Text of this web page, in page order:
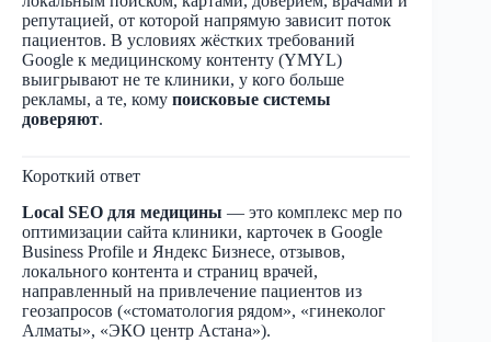
репутацией, от которой напрямую зависит поток
пациентов. В условиях жёстких требований
Google к медицинскому контенту (YMYL)
выигрывают не те клиники, у кого больше
рекламы, а те, кому поисковые системы
доверяют.
Короткий ответ
Local SEO для медицины — это комплекс мер по
оптимизации сайта клиники, карточек в Google
Business Profile и Яндекс Бизнесе, отзывов,
локального контента и страниц врачей,
направленный на привлечение пациентов из
геозапросов («стоматология рядом», «гинеколог
Алматы», «ЭКО центр Астана»).